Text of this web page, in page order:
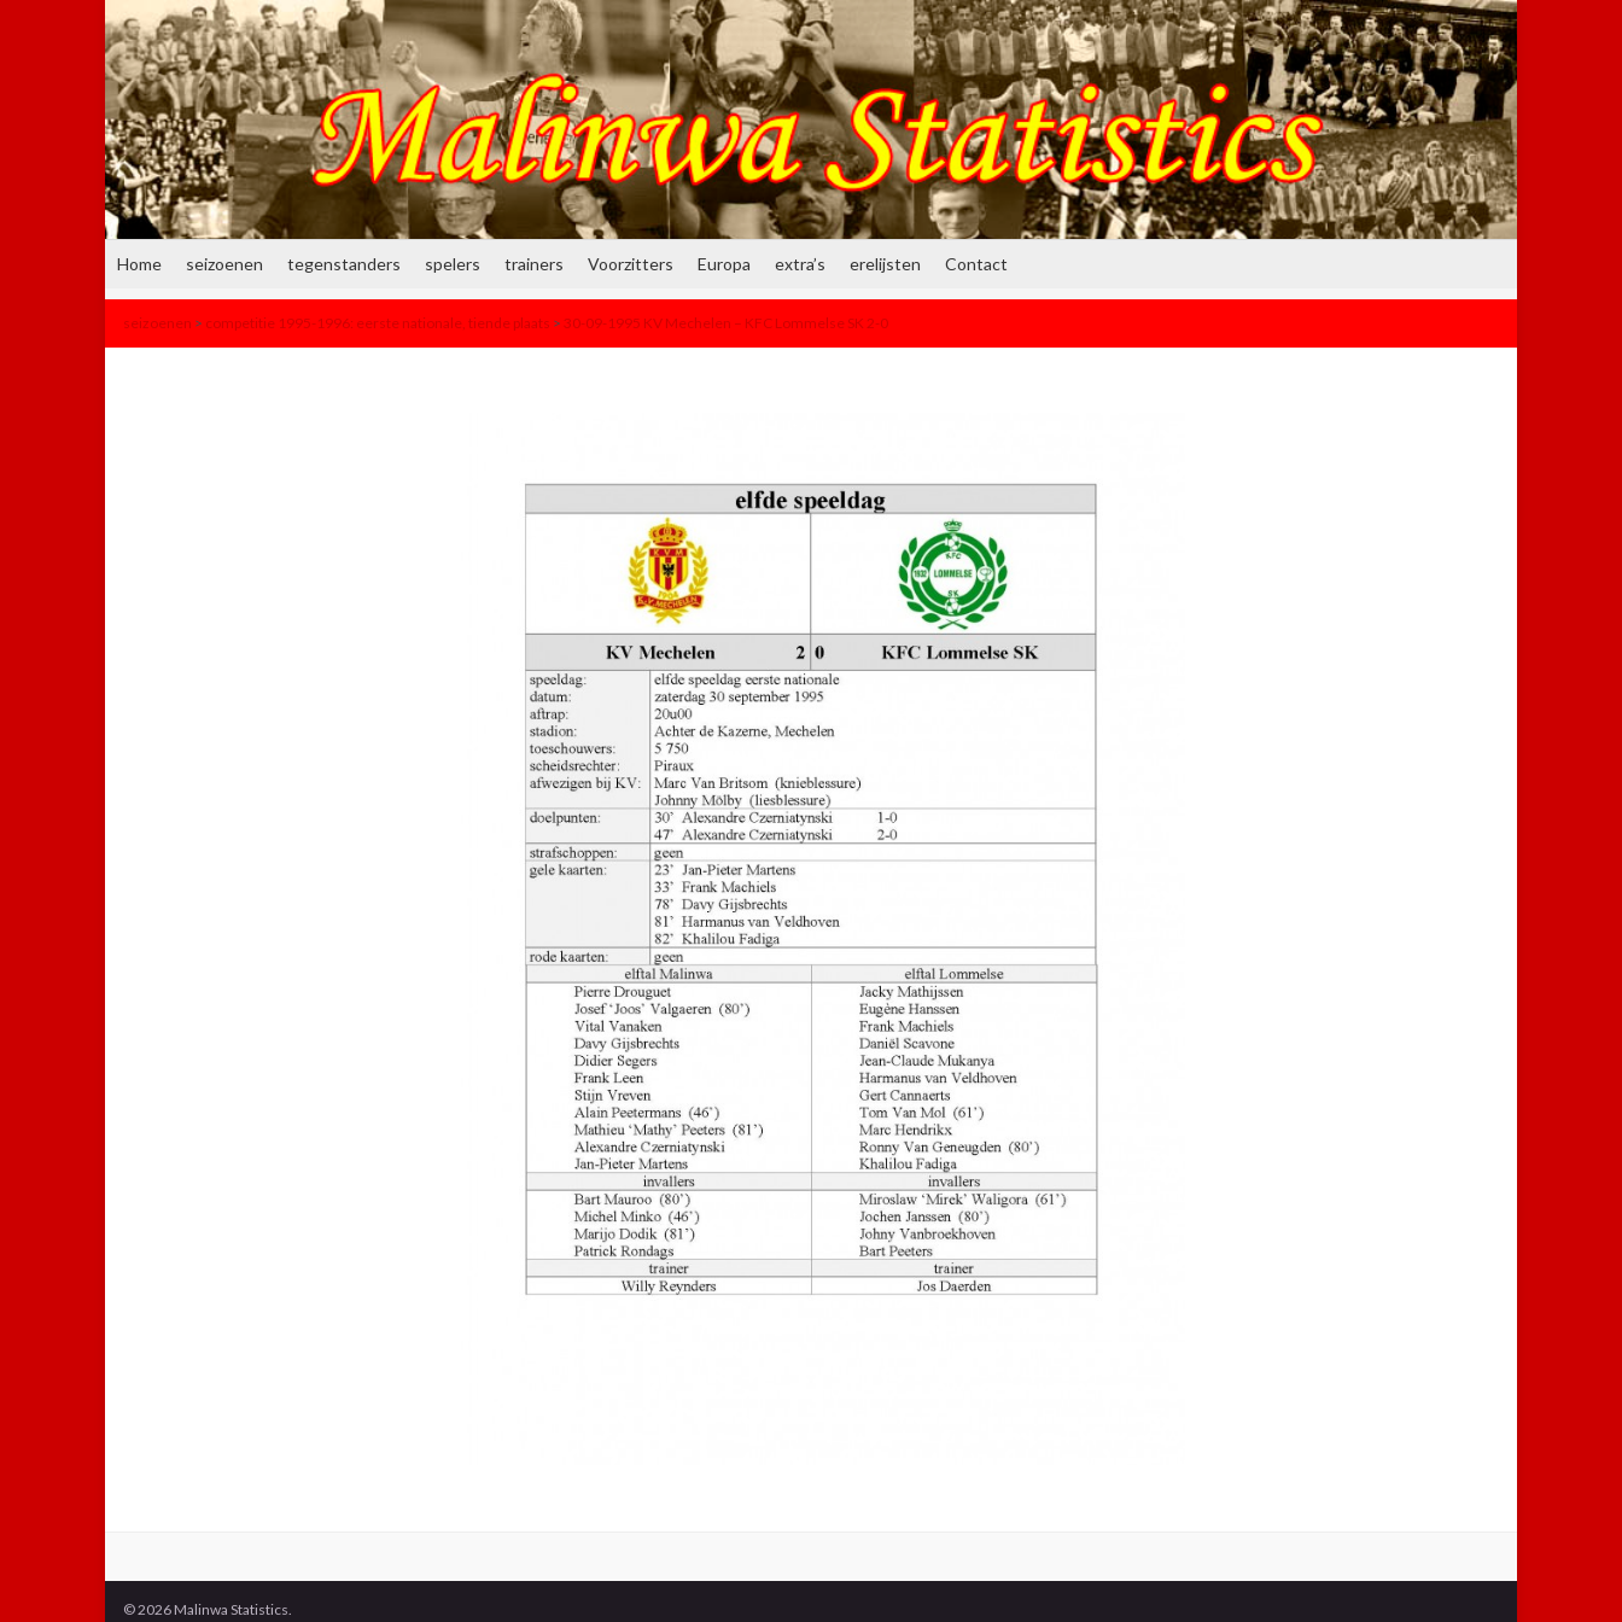
Home seizoenen tegenstanders spelers trainers Voorzitters Europa extra’s erelijsten Contact
seizoenen > competitie 1995-1996: eerste nationale, tiende plaats > 30-09-1995 KV Mechelen – KFC Lommelse SK 2-0
© 2026 Malinwa Statistics.